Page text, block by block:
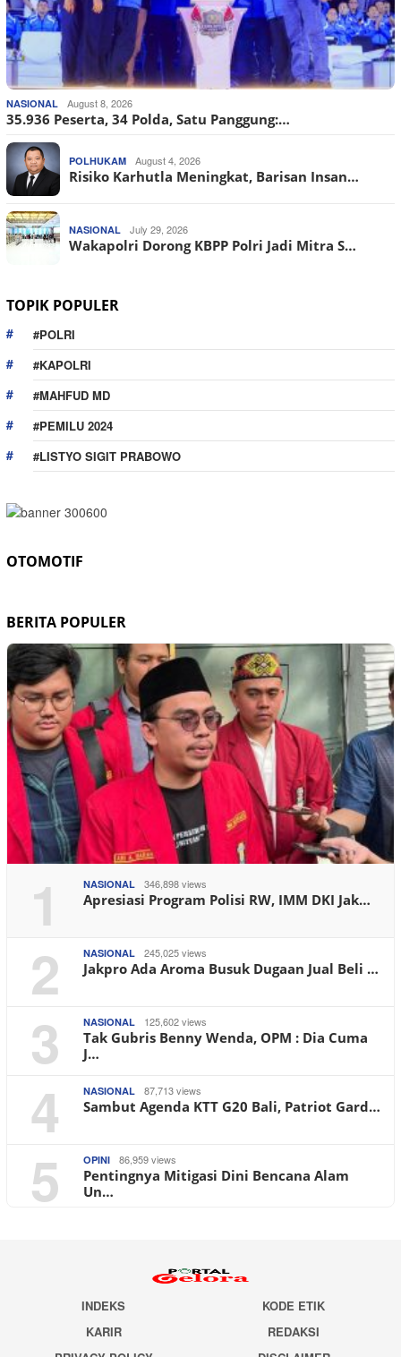
NASIONAL August 8, 2026
35.936 Peserta, 34 Polda, Satu Panggung:…
POLHUKAM August 4, 2026
Risiko Karhutla Meningkat, Barisan Insan…
NASIONAL July 29, 2026
Wakapolri Dorong KBPP Polri Jadi Mitra S…
TOPIK POPULER
#POLRI
#KAPOLRI
#MAHFUD MD
#PEMILU 2024
#LISTYO SIGIT PRABOWO
OTOMOTIF
BERITA POPULER
1 NASIONAL 346,898 views
Apresiasi Program Polisi RW, IMM DKI Jak…
2 NASIONAL 245,025 views
Jakpro Ada Aroma Busuk Dugaan Jual Beli …
3 NASIONAL 125,602 views
Tak Gubris Benny Wenda, OPM : Dia Cuma
J…
4 NASIONAL 87,713 views
Sambut Agenda KTT G20 Bali, Patriot Gard…
5 OPINI 86,959 views
Pentingnya Mitigasi Dini Bencana Alam
Un…
INDEKS
KODE ETIK
KARIR
REDAKSI